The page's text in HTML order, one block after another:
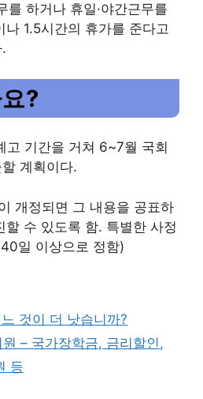
를 하거나 휴일·야간근무를
나 1.5시간의 휴가를 준다고
?
고 기간을 거쳐 6~7월 국회
계획이다.
개정되면 그 내용을 공표하
할 수 있도록 함. 특별한 사정
일 이상으로 정함)
것이 더 낫습니까?
– 국가장학금, 금리할인,
등